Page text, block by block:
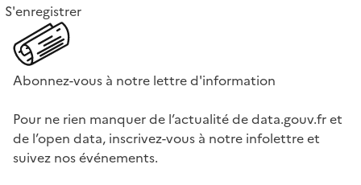
S'enregistrer
Abonnez-vous à notre lettre d'information
Pour ne rien manquer de l’actualité de data.gouv.fr et
de l’open data, inscrivez-vous à notre infolettre et
suivez nos événements.